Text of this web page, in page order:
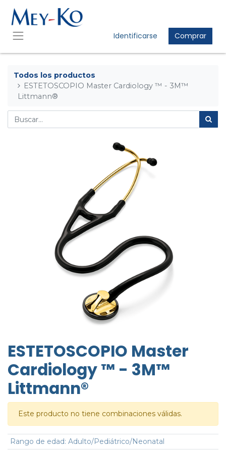
Identificarse Comprar
Todos los productos
ESTETOSCOPIO Master Cardiology ™ - 3M™
Littmann®
ESTETOSCOPIO Master
Cardiology ™ - 3M™
Littmann®
Este producto no tiene combinaciones válidas.
Rango de edad: Adulto/Pediátrico/Neonatal